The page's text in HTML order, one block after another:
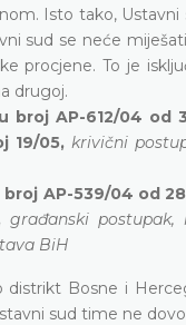
Isto tako,
sud se neće
procjene. To je
drugoj.
AP-612/04 od
19/05, krivični
AP-539/04 od
građanski
BiH
distrikt Bosne i
sud time ne